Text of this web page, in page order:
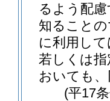
るよう配
知ること
に利用し
若しくは
おいても
(平17